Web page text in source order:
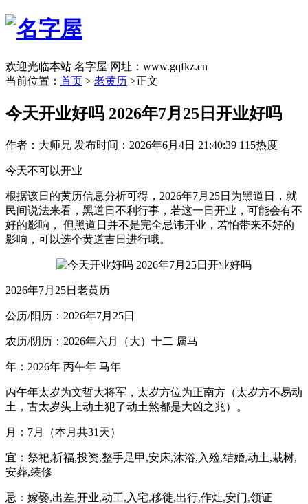
欢迎光临本站 名字屋 网址：www.gqfkz.cn
当前位置： 首页 > 老黄历 >正文
今天开业好吗 2026年7月25日开业好吗
作者：大师兄 发布时间：2026年6月4日 21:40:39 115热度
今天不可以开业
根据该日的黄历信息分析可得，2026年7月25日为黑道日，就
民间说法来看，黑道日不利行事，若这一日开业，可能会有不
好的影响， 但黑道日并不是完全忌讳开业，若怕带来不好的
影响，可以选个黄道吉日进行哦。
2026年7月25日老黄历
公历/阳历：2026年7月25日
农历/阴历：2026年六月（大）十二 属马
年：2026年 丙午年 马年
丙午年太岁为文哲大将军，太岁方位为正南方（太岁方不易动
土，古太岁头上动土犯了动土煞都是大凶之兆）。
月：7月（本月共31天）
宜：祭祀,祈福,投资,整手足甲,安床,沐浴,入殓,结婚,动土,栽树,
安葬,装修
忌：嫁娶,出差,开业,动工,入宅,移徙,出行,作灶,安门,领证